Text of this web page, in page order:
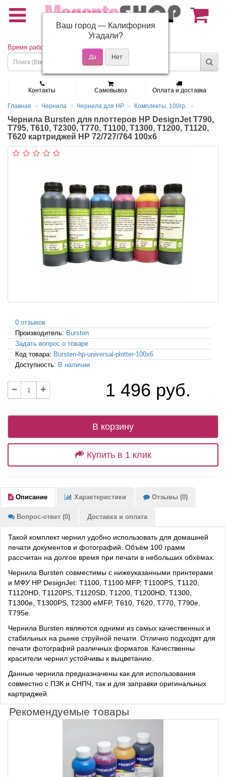
(495) 150-01-37
Время работы: Пн - Пт 9:30 - 19:00
Контакты Самовывоз Оплата и доставка
Главная Чернила Чернила для HP Комплекты, 100гр.
Чернила Bursten для плоттеров HP DesignJet T790,
T795, T610, T2300, T770, T1100, T1300, T1200, T1120,
T620 картриджей HP 72/727/764 100x6
0 отзывов
Производитель: Bursten
Задать вопрос о товаре
Код товара: Bursten-hp-universal-plotter-100x6
Доступность: В наличии
1 496 руб.
В корзину
Купить в 1 клик
Описание Характеристики Отзывы (0)
Вопрос-ответ (0) Доставка и оплата
Такой комплект чернил удобно использовать для домашней
печати документов и фотографий. Объём 100 грамм
рассчитан на долгое время при печати в небольших обхёмах.
Чернила Bursten совместимы с нижеуказанными принтерами
и МФУ HP DesignJet: T1100, T1100 MFP, T1100PS, T1120,
T1120HD, T1120PS, T1120SD, T1200, T1200HD, T1300,
T1300e, T1300PS, T2300 eMFP, T610, T620, T770, T790e,
T795e.
Чернила Bursten являются одними из самых качественных и
стабильных на рынке струйной печати. Отлично подходят для
печати фотографий различных форматов. Качественны
красители чернил устойчивы к выцветанию.
Данные чернила предназначены как для использования
совместно с ПЗК и СНПЧ, так и для заправки оригинальных
картриджей.
Рекомендуемые товары
Ваш город — Калифорния
Угадали?